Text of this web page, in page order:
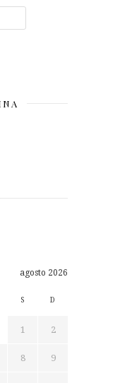
agosto 2026
S D
1 2
8 9